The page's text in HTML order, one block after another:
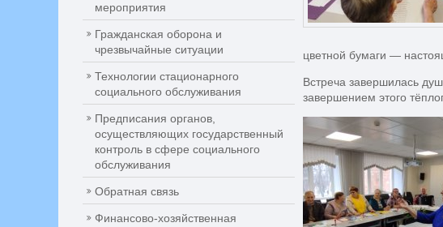
мероприятия
Гражданская оборона и
чрезвычайные ситуации
Технологии стационарного
социального обслуживания
Предписания органов,
осуществляющих государственный
контроль в сфере социального
обслуживания
Обратная связь
Финансово-хозяйственная
цветной бумаги —
Встреча завершилась
завершением этого